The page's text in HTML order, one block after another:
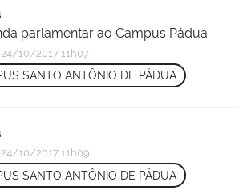
parlamentar ao Campus Pádua.
10/2017 11h07
SANTO ANTÔNIO DE PÁDUA
10/2017 11h09
SANTO ANTÔNIO DE PÁDUA